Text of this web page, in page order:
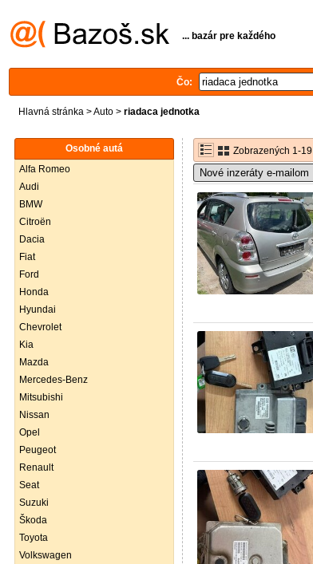
... bazár pre každého
Čo:
Hlavná stránka >Auto > riadaca jednotka
Osobné autá
Alfa Romeo
Audi
BMW
Citroën
Dacia
Fiat
Ford
Honda
Hyundai
Chevrolet
Kia
Mazda
Mercedes-Benz
Mitsubishi
Nissan
Opel
Peugeot
Renault
Seat
Suzuki
Škoda
Toyota
Volkswagen
Zobrazených 1-
Nové inzeráty e-mailom